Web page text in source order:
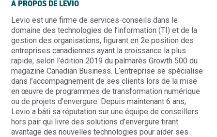
À PROPOS DE LEVIO
Levio est une firme de services-conseils dans le
domaine des technologies de l’information (TI) et de la
gestion des organisations, figurant en 2e position des
entreprises canadiennes ayant la croissance la plus
rapide, selon l’édition 2019 du palmarès Growth 500 du
magazine Canadian Business. L’entreprise se spécialise
dans l’accompagnement de ses clients lors de la mise
en œuvre de programmes de transformation numérique
ou de projets d’envergure. Depuis maintenant 6 ans,
Levio a bâti sa réputation sur une équipe de conseillers
hors pair qui livre des solutions d’envergure tirant
avantage des nouvelles technologies pour aider ses